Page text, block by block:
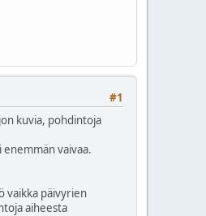
#1
kuvia, pohdintoja
vaivaa.
vaikka päivyrien
aiheesta